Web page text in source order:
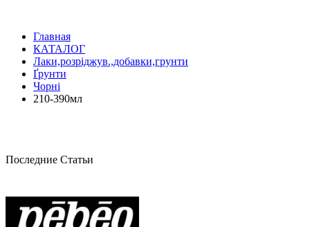
Главная
КАТАЛОГ
Лаки,розріджув.,добавки,грунти
Ґрунти
Чорні
210-390мл
Последние Статьи